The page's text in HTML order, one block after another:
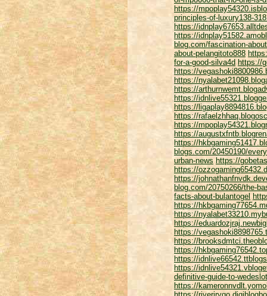
https://
principles-of-luxury138-
https://
https://
blog.com/fascination-
about-pelangitoto888
for-a-good-silva4d https://
https://
https://
https://
https://
https://
https://
https://
https://
https://
blogs.com/20450190/
urban-news https://
https://
https://
blog.com/20750266/the-
facts-about-bulantogel
https://
https://
https://
https://
https://
https://
https://
https://
definitive-guide-to-wedeslot
https://